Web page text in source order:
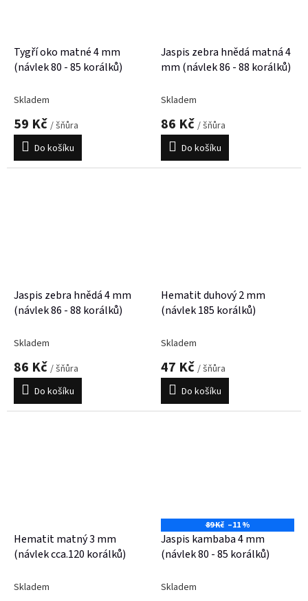
Tygří oko matné 4 mm
(návlek 80 - 85 korálků)
Skladem
59 Kč / šňůra
Do košíku
Jaspis zebra hnědá matná 4
mm (návlek 86 - 88 korálků)
Skladem
86 Kč / šňůra
Do košíku
Jaspis zebra hnědá 4 mm
(návlek 86 - 88 korálků)
Skladem
86 Kč / šňůra
Do košíku
Hematit duhový 2 mm
(návlek 185 korálků)
Skladem
47 Kč / šňůra
Do košíku
Hematit matný 3 mm
(návlek cca.120 korálků)
Skladem
89 Kč –11 %
Jaspis kambaba 4 mm
(návlek 80 - 85 korálků)
Skladem